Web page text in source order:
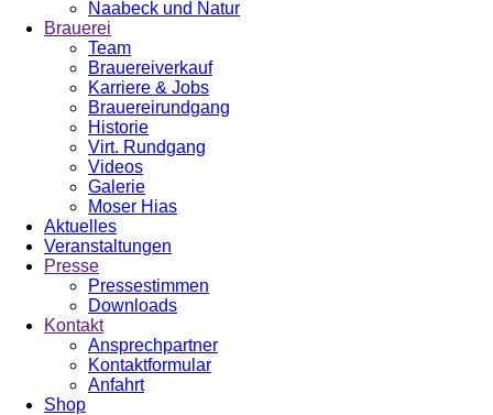
Naabeck und Natur
Brauerei
Team
Brauereiverkauf
Karriere & Jobs
Brauereirundgang
Historie
Virt. Rundgang
Videos
Galerie
Moser Hias
Aktuelles
Veranstaltungen
Presse
Pressestimmen
Downloads
Kontakt
Ansprechpartner
Kontaktformular
Anfahrt
Shop